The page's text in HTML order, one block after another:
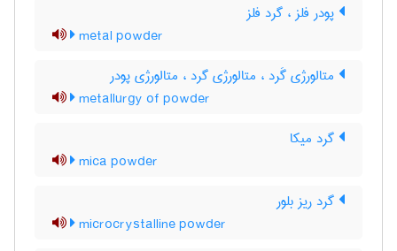
پودر فلز ، گرد فلز
metal powder
متالورژی گَرد ، متالورژی گرد ، متالورژی پودر
metallurgy of powder
گرد میکا
mica powder
گرد ریز بلور
microcrystalline powder